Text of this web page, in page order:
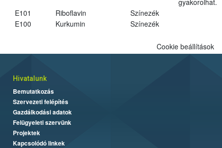
E101
Riboflavin
Színezék
E100
Kurkumin Színezék
Cookie beállítások
Hivatalunk
Bemutatkozás
Szervezeti felépítés
Gazdálkodási adatok
Felügyeleti szervünk
Projektek
Kapcsolódó linkek